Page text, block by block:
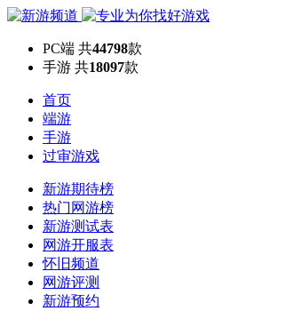
PC端 共44798款
手游 共18097款
首页
端游
手游
过审游戏
新游期待榜
热门网游榜
新游测试表
网游开服表
怀旧频道
网游评测
新游预约